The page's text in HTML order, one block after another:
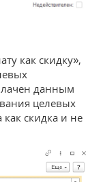
как скидку»,
данным
целевых
как скидка и не